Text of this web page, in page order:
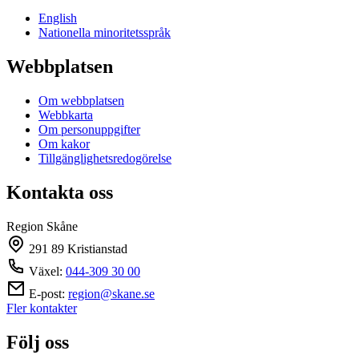
English
Nationella minoritetsspråk
Webbplatsen
Om webbplatsen
Webbkarta
Om personuppgifter
Om kakor
Tillgänglighetsredogörelse
Kontakta oss
Region Skåne
291 89 Kristianstad
Växel: 044-309 30 00
E-post: region@skane.se
Fler kontakter
Följ oss